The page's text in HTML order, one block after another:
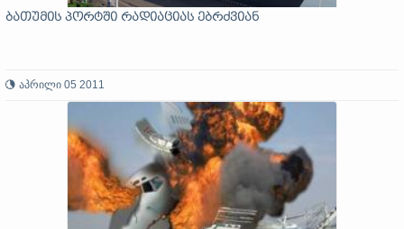
ბათუმის პორტში რადიაციას ებრძვიან
აპრილი 05 2011